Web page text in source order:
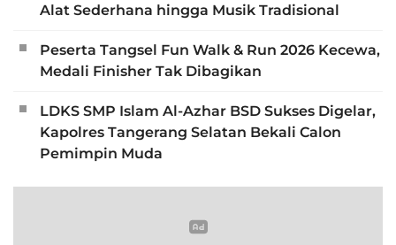
Alat Sederhana hingga Musik Tradisional
Peserta Tangsel Fun Walk & Run 2026 Kecewa,
Medali Finisher Tak Dibagikan
LDKS SMP Islam Al-Azhar BSD Sukses Digelar,
Kapolres Tangerang Selatan Bekali Calon
Pemimpin Muda